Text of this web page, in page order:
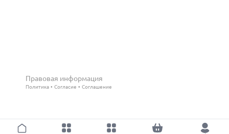
Правовая информация
Политика Согласие Соглашение